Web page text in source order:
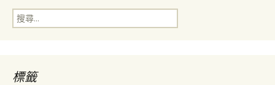
覽
搜
尋
標籤